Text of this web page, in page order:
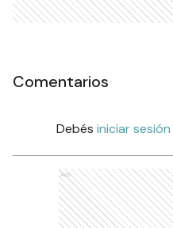
Comentarios
Debés iniciar sesión
Ads